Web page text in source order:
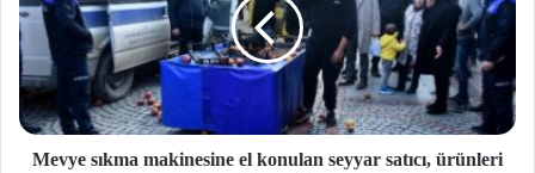
Mevye sıkma makinesine el konulan seyyar satıcı, ürünleri